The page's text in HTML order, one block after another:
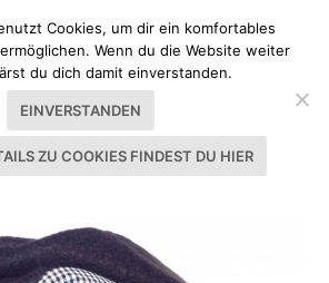
VICHY-KARO
Cookies, um dir ein komfortables
Wenn du die Website weiter
du dich damit einverstanden.
EINVERSTANDEN
ZU COOKIES FINDEST DU HIER